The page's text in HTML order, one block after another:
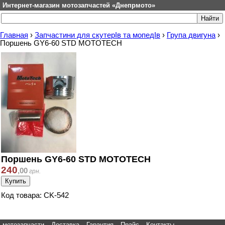
Интернет-магазин мотозапчастей «Днепрмото»
Главная › Запчастини для скутерІв та мопедІв › Група двигуна ›
Поршень GY6-60 STD MOTOTECH
Поршень GY6-60 STD MOTOTECH
240,00 грн.
Код товара: CK-542